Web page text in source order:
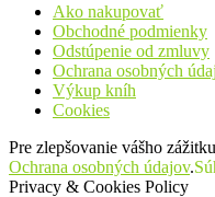
Ako nakupovať
Obchodné podmienky
Odstúpenie od zmluvy
Ochrana osobných
Výkup kníh
Cookies
Pre zlepšovanie vášho
Ochrana osobných údajov.
Privacy & Cookies Policy